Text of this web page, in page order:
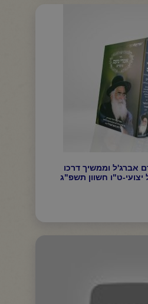
אברג'ל וממשיך דרכו
ט"ו חשוון תשפ"ג